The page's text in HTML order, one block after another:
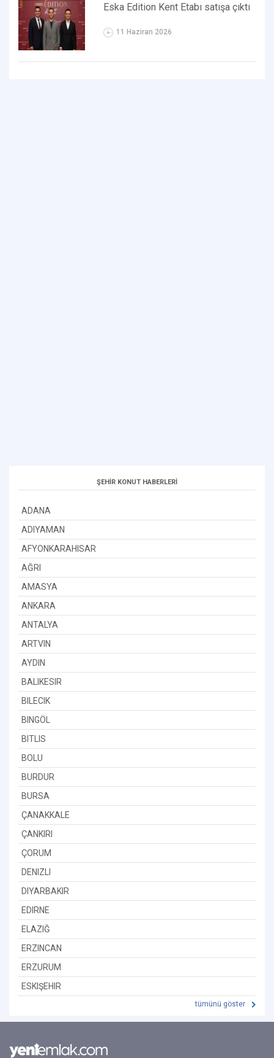
Eska Edition Kent Etabı satışa çıktı
11 Haziran 2026
ŞEHİR KONUT HABERLERİ
ADANA
ADIYAMAN
AFYONKARAHISAR
AĞRI
AMASYA
ANKARA
ANTALYA
ARTVIN
AYDIN
BALIKESIR
BILECIK
BINGÖL
BITLIS
BOLU
BURDUR
BURSA
ÇANAKKALE
ÇANKIRI
ÇORUM
DENIZLI
DIYARBAKIR
EDIRNE
ELAZIĞ
ERZINCAN
ERZURUM
ESKIŞEHIR
tümünü göster